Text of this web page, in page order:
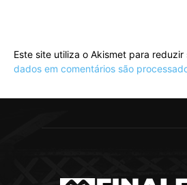
Este site utiliza o Akismet para reduzir
dados em comentários são